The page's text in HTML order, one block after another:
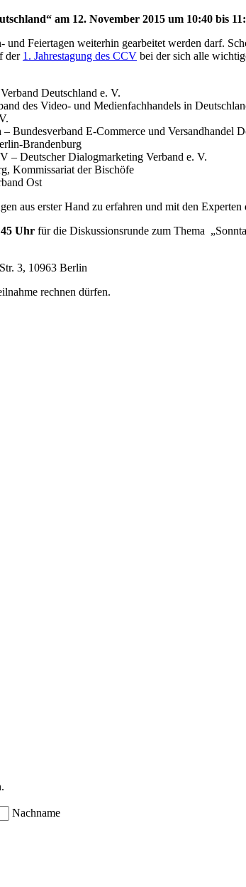
am 12. November 2015 um 10:40 bis
und Feiertagen weiterhin gearbeitet werden darf.
der 1. Jahrestagung des CCV bei der sich alle
Deutschland e. V.
des Video- und Medienfachhandels in
Bundesverband E-Commerce und Versandhandel
Brandenburg
– Deutscher Dialogmarketing Verband e. V.
Kommissariat der Bischöfe
Ost
aus erster Hand zu erfahren und mit den
Uhr für die Diskussionsrunde zum Thema
3, 10963 Berlin
rechnen dürfen.
Nachname